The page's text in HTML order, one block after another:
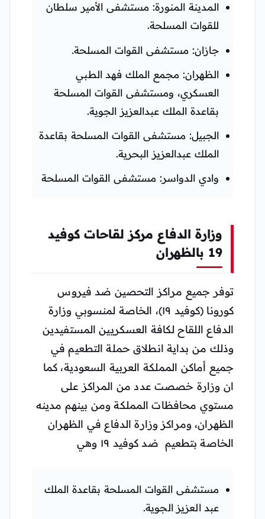
المدينة المنورة: مستشفى الأمير سلطان
للقوات المسلحة.
جازان: مستشفى القوات المسلحة.
الظهران: مجمع الملك فهد الطبي
العسكري، ومستشفى القوات المسلحة
بقاعدة الملك عبدالعزيز الجوية.
الجبيل: مستشفى القوات المسلحة بقاعدة
الملك عبدالعزيز البحرية.
وادي الدواسر: مستشفى القوات المسلحة
وزارة الدفاع مركز لقاحات كوفيد
19 بالظهران
توفر جميع مراكز التحصين ضد فيروس
كورونا (كوفيد ١٩)، الخاصة لمنسوبي وزارة
الدفاع اللقاح لكافة العسكريين المستفيدين
وذلك من بداية انطلاق حملة التطعيم في
جميع أماكن المملكة العربية السعودية، كما
ان وزارة خصصت عدد من المراكز على
مستوي محافظات المملكة ومن بينهم مدينه
الظهران، ومراكز وزارة الدفاع في الظهران
الخاصة بتطعيم ضد كوفيد ١٩ وهي
مستشفى القوات المسلحة بقاعدة الملك
عبد العزيز الجوية.